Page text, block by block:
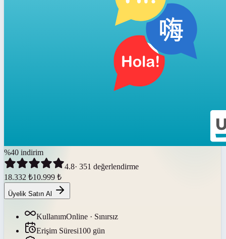
%40 indirim
4.8· 351 değerlendirme
18.332 ₺10.999 ₺
Üyelik Satın Al
KullanımOnline · Sınırsız
Erişim Süresi100 gün